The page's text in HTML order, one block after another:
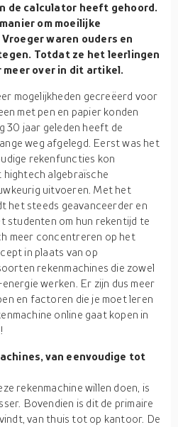
de calculator heeft gehoord.
om moeilijke
waren ouders en
Totdat ze het leerlingen
over in dit artikel.
mogelijkheden gecreëerd voor
met pen en papier konden
30 jaar geleden heeft de
weg afgelegd. Eerst was het
rekenfuncties kon
hightech algebraïsche
uitvoeren. Met het
het steeds geavanceerder en
studenten om hun rekentijd te
meer concentreren op het
in plaats van op
rekenmachines die zowel
werken. Er zijn dus meer
en factoren die je moet leren
online gaat kopen in
van eenvoudige tot
rekenmachine willen doen, is
Bovendien is dit de primaire
van thuis tot op kantoor. De